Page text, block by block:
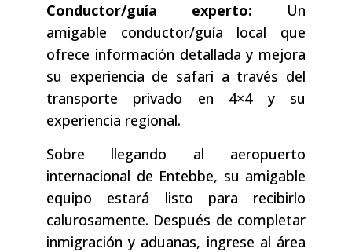
Conductor/guía experto: Un
amigable conductor/guía local que
ofrece información detallada y mejora
su experiencia de safari a través del
transporte privado en 4×4 y su
experiencia regional.
Sobre llegando al aeropuerto
internacional de Entebbe, su amigable
equipo estará listo para recibirlo
calurosamente. Después de completar
inmigración y aduanas, ingrese al área